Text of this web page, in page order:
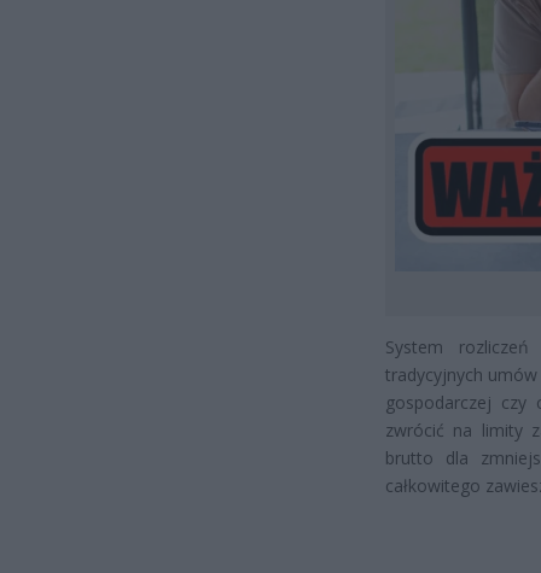
System
tradycyjnych
gospodarczej czy
zwrócić na limity
brutto dla
całkowitego